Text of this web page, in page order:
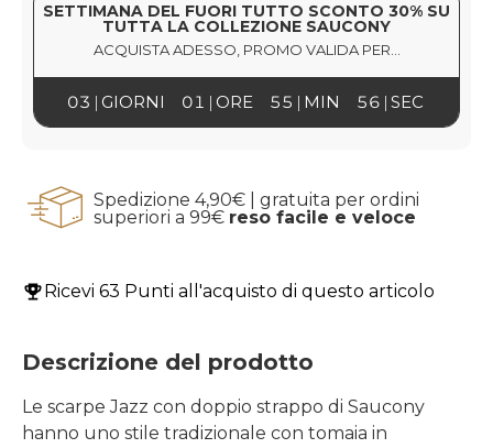
SETTIMANA DEL FUORI TUTTO SCONTO 30% SU
TUTTA LA COLLEZIONE SAUCONY
ACQUISTA ADESSO, PROMO VALIDA PER...
03 01 55 56
GIORNI ORE MIN SEC
Spedizione 4,90€ | gratuita per ordini
superiori a 99€ reso facile e veloce
Ricevi 63 Punti all'acquisto di questo articolo
Descrizione del prodotto
Le scarpe Jazz con doppio strappo di Saucony
hanno uno stile tradizionale con tomaia in